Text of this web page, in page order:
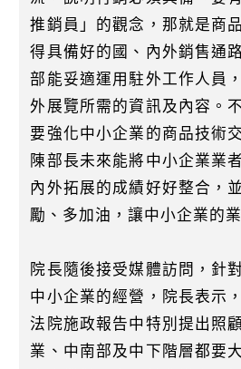
推銷員」的觀念，那就是商
得具備好的國、內外銷售通
部能妥適運用駐外工作人員
外展覽所需的資訊及內容。
要強化中小企業的商品技術
陳部長未來能將中小企業業
內外拓展的成績好好整合，
勵、多加油，讓中小企業的
院長隨後接受媒體訪問，針
中小企業的經營，院長表示
法院施政報告中特別提出照
業、中南部及中下階層都要